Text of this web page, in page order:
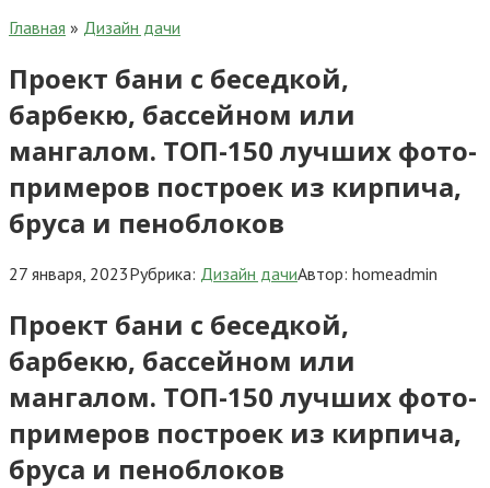
Главная » Дизайн дачи
Проект бани с беседкой,
барбекю, бассейном или
мангалом. ТОП-150 лучших фото-
примеров построек из кирпича,
бруса и пеноблоков
27 января, 2023Рубрика: Дизайн дачиАвтор: homeadmin
Проект бани с беседкой,
барбекю, бассейном или
мангалом. ТОП-150 лучших фото-
примеров построек из кирпича,
бруса и пеноблоков